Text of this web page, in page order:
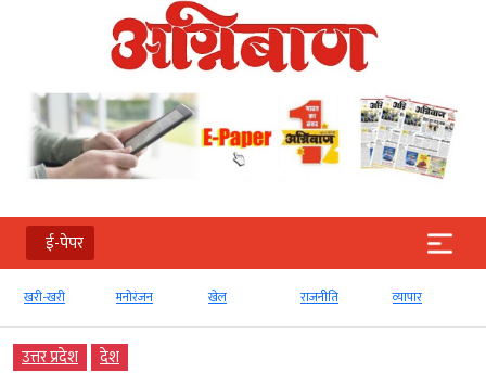
ई-पेपर
खरी-खरी मनोरंजन खेल राजनीति व्‍यापार
उत्तर प्रदेश देश